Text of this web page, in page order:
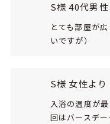
S様 40代男性
とても部屋が
いですが）
S様 女性より
入浴の温度が
回はバースデ